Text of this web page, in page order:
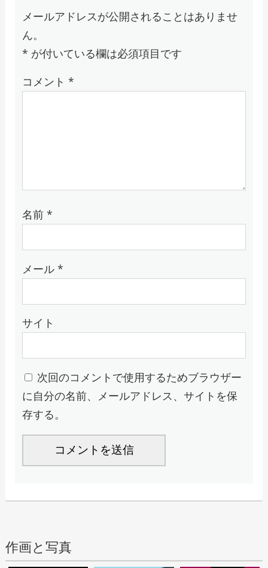
メールアドレスが公開されることはありませ
ん。
* が付いている欄は必須項目です
コメント *
名前 *
メール *
サイト
次回のコメントで使用するためブラウザー
に自分の名前、メールアドレス、サイトを保
存する。
作画と写真